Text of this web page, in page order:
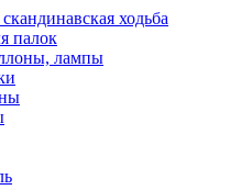
ходьба
палок
лампы